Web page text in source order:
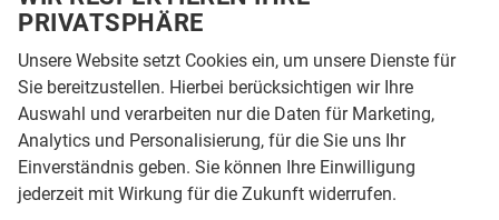
Anlage, Stoßfänger Wagenfarbe, Verglasung hinten stark
Innen
Armlehnen
Fahrer
Fensterheber
Gepäckraumabtrennung
vorhanden
PRIVATSPHÄRE
Unsere Website setzt Cookies ein, um unsere Dienste für
Sie bereitzustellen. Hierbei berücksichtigen wir Ihre
Auswahl und verarbeiten nur die Daten für Marketing,
Analytics und Personalisierung, für die Sie uns Ihr
Einverständnis geben. Sie können Ihre Einwilligung
jederzeit mit Wirkung für die Zukunft widerrufen.